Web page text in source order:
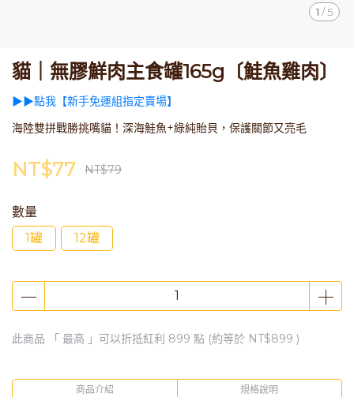
1 /5
貓｜無膠鮮肉主食罐165g〔鮭魚雞肉〕
▶▶點我【新手免運組指定賣場】
海陸雙拼戰勝挑嘴貓！深海鮭魚+綠純貽貝，保護關節又亮毛
NT$77 NT$79
數量
1罐
12罐
此商品 「 最高 」可以折抵紅利 899 點 (約等於 NT$899 )
商品介紹 規格說明